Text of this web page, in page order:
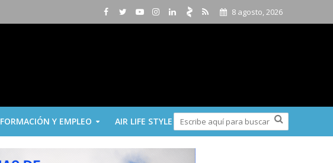
8 agosto, 2026
FORMACIÓN Y EMPLEO AIR LIFE STYLE